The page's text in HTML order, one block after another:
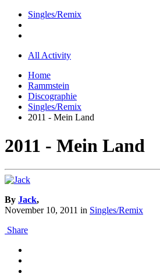
Singles/Remix
All Activity
Home
Rammstein
Discographie
Singles/Remix
2011 - Mein Land
2011 - Mein Land
By Jack,
November 10, 2011 in Singles/Remix
Share